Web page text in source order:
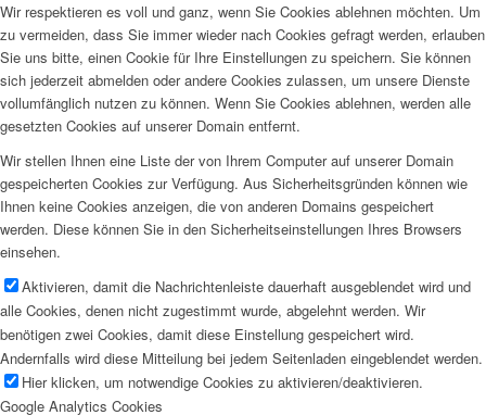
Wir respektieren es voll und ganz, wenn Sie Cookies ablehnen möchten. Um
zu vermeiden, dass Sie immer wieder nach Cookies gefragt werden, erlauben
Sie uns bitte, einen Cookie für Ihre Einstellungen zu speichern. Sie können
sich jederzeit abmelden oder andere Cookies zulassen, um unsere Dienste
vollumfänglich nutzen zu können. Wenn Sie Cookies ablehnen, werden alle
gesetzten Cookies auf unserer Domain entfernt.
Wir stellen Ihnen eine Liste der von Ihrem Computer auf unserer Domain
gespeicherten Cookies zur Verfügung. Aus Sicherheitsgründen können wie
Ihnen keine Cookies anzeigen, die von anderen Domains gespeichert
werden. Diese können Sie in den Sicherheitseinstellungen Ihres Browsers
einsehen.
Aktivieren, damit die Nachrichtenleiste dauerhaft ausgeblendet wird und
alle Cookies, denen nicht zugestimmt wurde, abgelehnt werden. Wir
benötigen zwei Cookies, damit diese Einstellung gespeichert wird.
Andernfalls wird diese Mitteilung bei jedem Seitenladen eingeblendet werden.
Hier klicken, um notwendige Cookies zu aktivieren/deaktivieren.
Google Analytics Cookies